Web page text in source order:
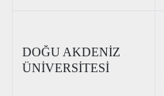
DOĞU AKDENİZ
ÜNİVERSİTESİ